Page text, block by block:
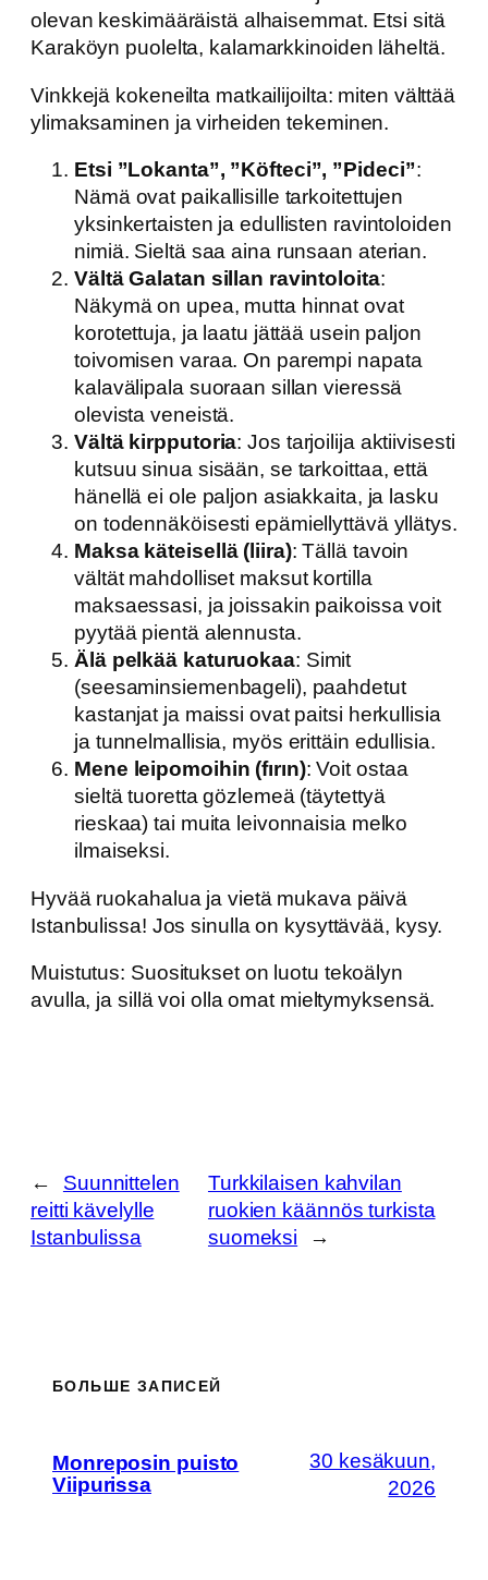
olevan keskimääräistä alhaisemmat. Etsi sitä
Karaköyn puolelta, kalamarkkinoiden läheltä.
Vinkkejä kokeneilta matkailijoilta: miten välttää
ylimaksaminen ja virheiden tekeminen.
Etsi ”Lokanta”, ”Köfteci”, ”Pideci”:
Nämä ovat paikallisille tarkoitettujen
yksinkertaisten ja edullisten ravintoloiden
nimiä. Sieltä saa aina runsaan aterian.
Vältä Galatan sillan ravintoloita:
Näkymä on upea, mutta hinnat ovat
korotettuja, ja laatu jättää usein paljon
toivomisen varaa. On parempi napata
kalavälipala suoraan sillan vieressä
olevista veneistä.
Vältä kirpputoria: Jos tarjoilija aktiivisesti
kutsuu sinua sisään, se tarkoittaa, että
hänellä ei ole paljon asiakkaita, ja lasku
on todennäköisesti epämiellyttävä yllätys.
Maksa käteisellä (liira): Tällä tavoin
vältät mahdolliset maksut kortilla
maksaessasi, ja joissakin paikoissa voit
pyytää pientä alennusta.
Älä pelkää katuruokaa: Simit
(seesaminsiemenbageli), paahdetut
kastanjat ja maissi ovat paitsi herkullisia
ja tunnelmallisia, myös erittäin edullisia.
Mene leipomoihin (fırın): Voit ostaa
sieltä tuoretta gözlemeä (täytettyä
rieskaa) tai muita leivonnaisia ​​​​melko
ilmaiseksi.
Hyvää ruokahalua ja vietä mukava päivä
Istanbulissa! Jos sinulla on kysyttävää, kysy.
Muistutus: Suositukset on luotu tekoälyn
avulla, ja sillä voi olla omat mieltymyksensä.
←
Suunnittelen
reitti kävelylle
Istanbulissa
Turkkilaisen kahvilan
ruokien käännös turkista
suomeksi
→
БОЛЬШЕ ЗАПИСЕЙ
Monreposin puisto
Viipurissa
30 kesäkuun,
2026